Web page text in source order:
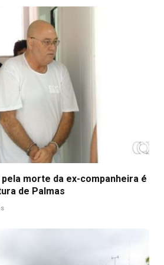
morte da ex-companheira é
de Palmas